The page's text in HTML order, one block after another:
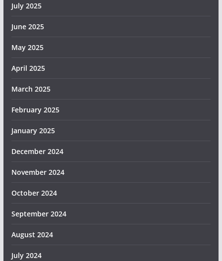
July 2025
June 2025
May 2025
April 2025
March 2025
February 2025
January 2025
December 2024
November 2024
October 2024
September 2024
August 2024
July 2024